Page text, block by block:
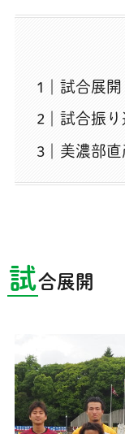
試合展開
試合振り
美濃部直
試合展開